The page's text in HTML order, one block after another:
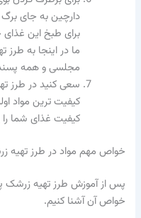
دارچین به جای برگ
برای طبخ این
ما در اینجا به
مجلسی و همه‌ پسند
سعی کنید در طرز
کیفیت ترین مواد
کیفیت غذای شما را
خواص مهم مواد در طرز تهیه
پس از آموزش طرز تهیه زرشک
خواص آن آشنا کنیم.